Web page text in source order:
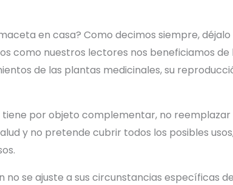
en casa? Como decimos siempre, déjalo
como nuestros lectores nos beneficiamos de
de las plantas medicinales, su
tiene por objeto complementar, no reemplazar
y no pretende cubrir todos los posibles
no se ajuste a sus circunstancias específicas